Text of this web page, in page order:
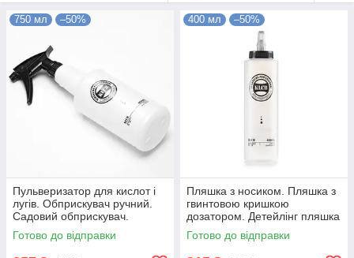
750 мл –50%
Пульверизатор для кислот і
лугів. Обприскувач ручний.
Садовий обприскувач.
Ручний обприскувач садовий
Готово до відправки
400 мл –50%
Пляшка з носиком. Пляшка з
гвинтовою кришкою
дозатором. Детейлінг пляшка
Готово до відправки